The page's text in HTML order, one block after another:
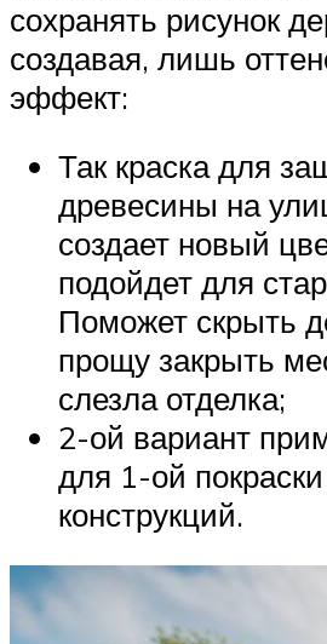
сохранять рисунок
создавая, лишь
эффект:
Так краска для
древесины на
создает новый
подойдет для
Поможет скрыть
прощу закрыть
слезла отделка;
2-ой вариант
для 1-ой
конструкций.